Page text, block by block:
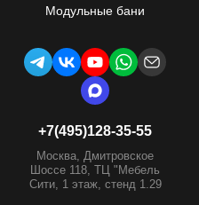
Модульные бани
+7(495)128-35-55
Москва, Дмитровское
Шоссе 118, ТЦ "Мебель
Сити, 1 этаж, стенд 1.29